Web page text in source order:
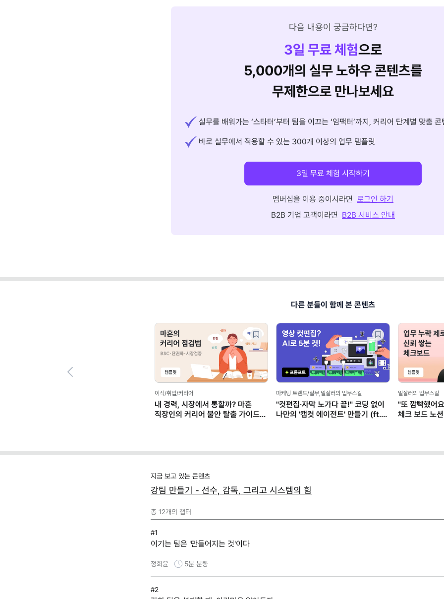
다음 내용이 궁금하다면?
3일 무료 체험으로
5,000개의 실무 노하우 콘텐츠를
무제한으로 만나보세요
실무를 배워가는 ‘스타터’부터 팀을 이끄는 ‘임팩터’까지, 커리어 단계별 맞춤 콘
바로 실무에서 적용할 수 있는 300개 이상의 업무 템플릿
3일 무료 체험 시작하기
멤버십을 이용 중이시라면 로그인 하기
B2B 기업 고객이라면 B2B 서비스 안내
다른 분들이 함께 본 콘텐츠
이직/취업/커리어
내 경력, 시장에서 통할까? 마흔
직장인의 커리어 불안 탈출 가이드
마케팅 트렌드/실무,일잘러의 업무스킬
"컷편집·자막 노가다 끝!" 코딩 없이
나만의 '캡컷 에이전트' 만들기 (ft.
일잘러의 업무스킬
"또 깜빡했어
체크 보드 노
지금 보고 있는 콘텐츠
강팀 만들기 - 선수, 감독, 그리고 시스템의 힘
총 12개의 챕터
#1
이기는 팀은 '만들어지는 것'이다
정희윤 5분 분량
#2